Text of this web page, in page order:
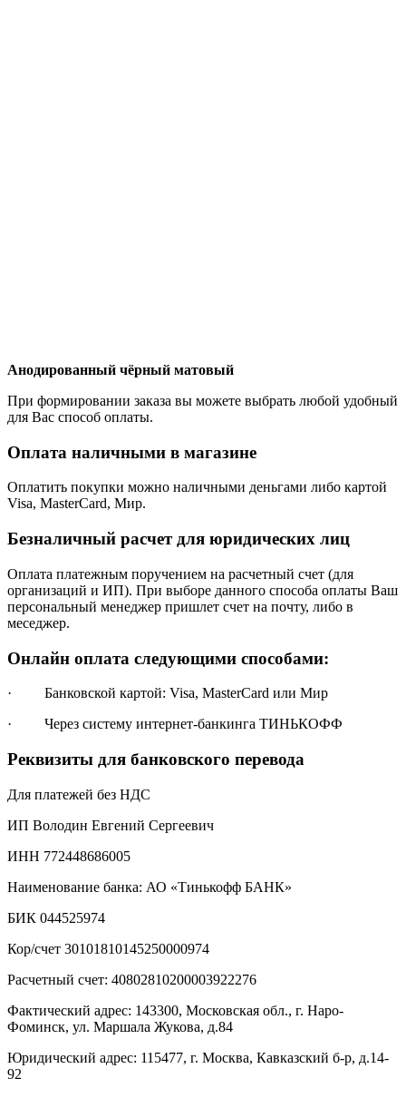
Анодированный чёрный матовый
При формировании заказа вы можете выбрать любой удобный
для Вас способ оплаты.
Оплата наличными в магазине
Оплатить покупки можно наличными деньгами либо картой
Visa, MasterCard, Мир.
Безналичный расчет для юридических лиц
Оплата платежным поручением на расчетный счет (для
организаций и ИП). При выборе данного способа оплаты Ваш
персональный менеджер пришлет счет на почту, либо в
меседжер.
Онлайн оплата следующими способами:
· Банковской картой: Visa, MasterCard или Мир
· Через систему интернет-банкинга ТИНЬКОФФ
Реквизиты для банковского перевода
Для платежей без НДС
ИП Володин Евгений Сергеевич
ИНН 772448686005
Наименование банка: АО «Тинькофф БАНК»
БИК 044525974
Кор/счет 30101810145250000974
Расчетный счет: 40802810200003922276
Фактический адрес: 143300, Московская обл., г. Наро-
Фоминск, ул. Маршала Жукова, д.84
Юридический адрес: 115477, г. Москва, Кавказский б-р, д.14-
92